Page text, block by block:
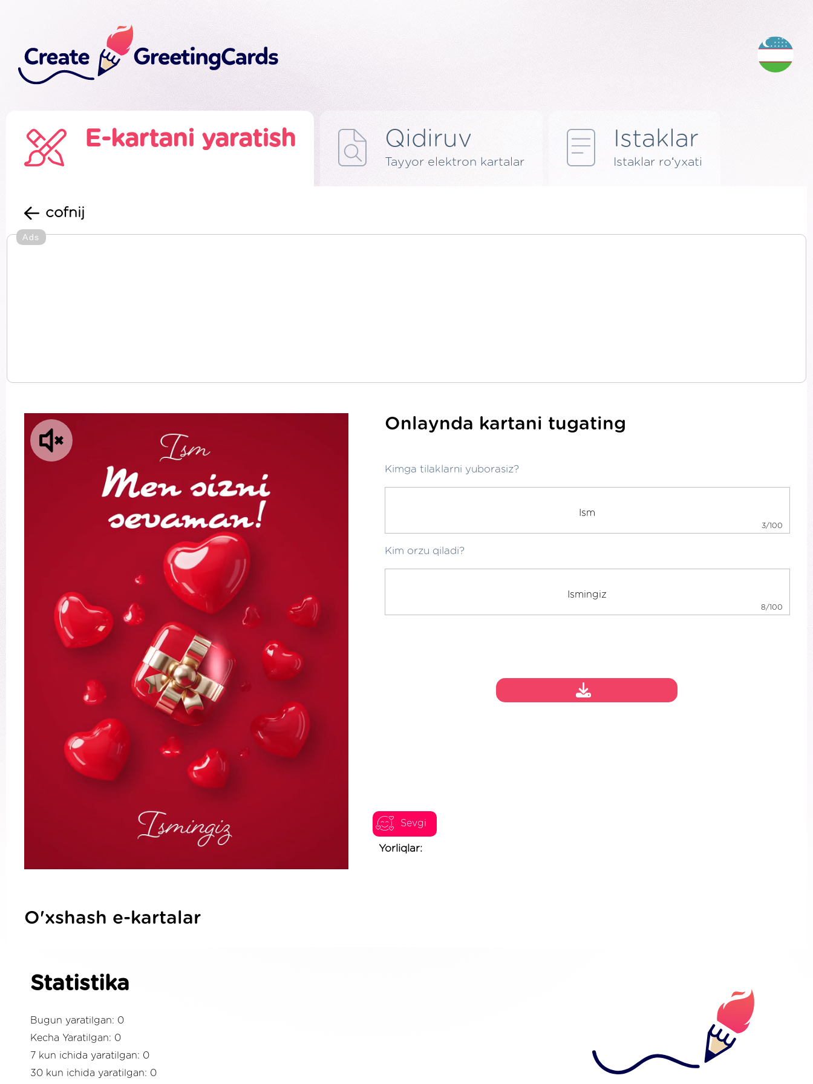
E-kartani yaratish Qidiruv
Tayyor elektron kartalar
Istaklar
Istaklar roʻyxati
cofnij
Ads
Onlaynda kartani tugating
Kimga tilaklarni yuborasiz?
3/100
Kim orzu qiladi?
8/100
Sevgi
Yorliqlar:
O'xshash e-kartalar
Statistika
Bugun yaratilgan: 0
Kecha Yaratilgan: 0
7 kun ichida yaratilgan: 0
30 kun ichida yaratilgan: 0